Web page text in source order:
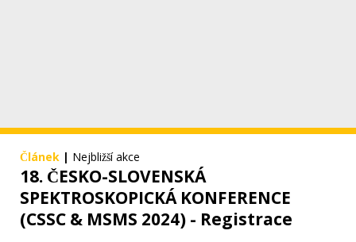
Článek | Nejbližší akce
18. ČESKO-SLOVENSKÁ
SPEKTROSKOPICKÁ KONFERENCE
(CSSC & MSMS 2024) - Registrace